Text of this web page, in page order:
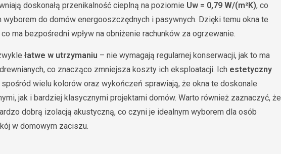
doskonałą przenikalność cieplną na poziomie Uw = 0,79 W/(m²K), co
wyborem do domów energooszczędnych i pasywnych. Dzięki temu okna te
co ma bezpośredni wpływ na obniżenie rachunków za ogrzewanie.
łatwe w utrzymaniu – nie wymagają regularnej konserwacji, jak to ma
co znacząco zmniejsza koszty ich eksploatacji. Ich estetyczny
wielu kolorów oraz wykończeń sprawiają, że okna te doskonale
jak i bardziej klasycznymi projektami domów. Warto również zaznaczyć, że
dobrą izolacją akustyczną, co czyni je idealnym wyborem dla osób
w domowym zaciszu.